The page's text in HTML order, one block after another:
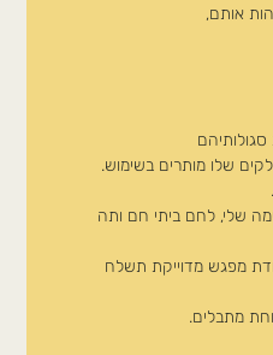
אותם,
שלו מותרים בשימוש.
שלי, לחם ביתי חם ותה
מפגש מדוייקת תשלח